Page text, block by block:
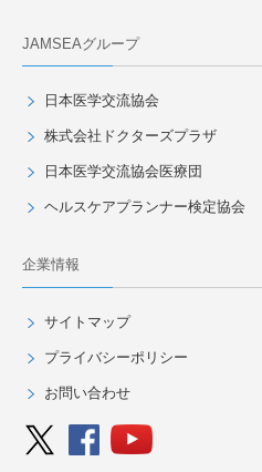
JAMSEAグループ
日本医学交流協会
株式会社ドクターズプラザ
日本医学交流協会医療団
ヘルスケアプランナー検定協会
企業情報
サイトマップ
プライバシーポリシー
お問い合わせ